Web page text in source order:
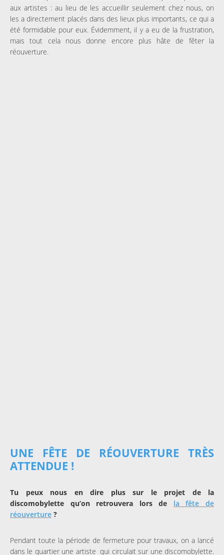
aux artistes : au lieu de les accueillir seulement chez nous, on
les a directement placés dans des lieux plus importants, ce qui a
été formidable pour eux. Évidemment, il y a eu de la frustration,
mais tout cela nous donne encore plus hâte de fêter la
réouverture.
UNE FÊTE DE RÉOUVERTURE TRÈS
ATTENDUE !
Tu peux nous en dire plus sur le projet de la
discomobylette qu’on retrouvera lors de la fête de
réouverture ?
Pendant toute la période de fermeture pour travaux, on a lancé
dans le quartier une artiste qui circulait sur une discomobylette.